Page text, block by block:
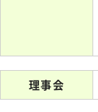
理事会